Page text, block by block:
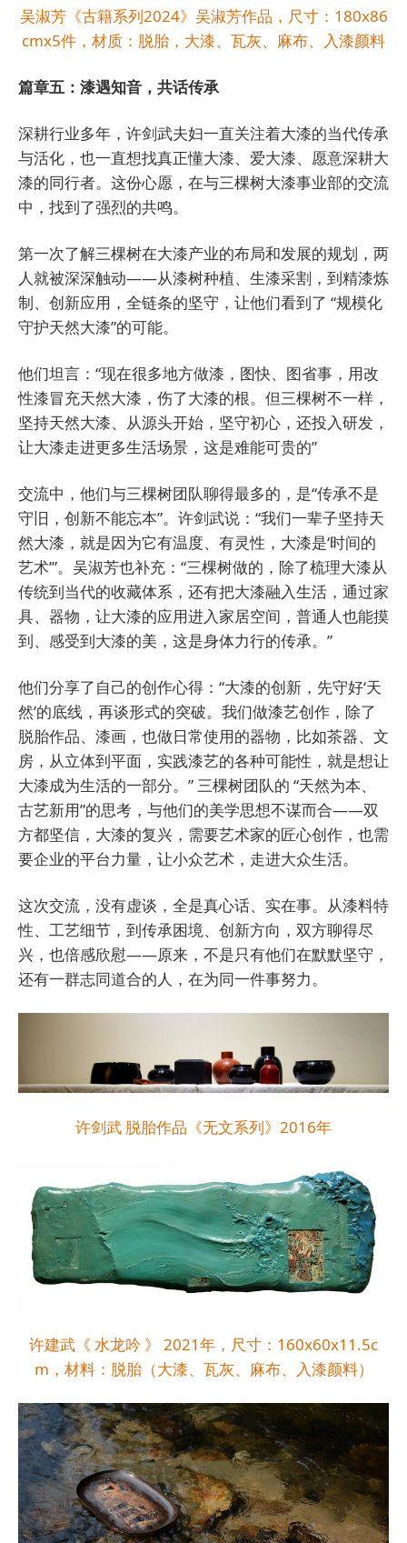
吴淑芳《古籍系列2024》吴淑芳作品，尺寸：180x86
cmx5件，材质：脱胎，大漆、瓦灰、麻布、入漆颜料
篇章五：漆遇知音，共话传承
深耕行业多年，许剑武夫妇一直关注着大漆的当代传承
与活化，也一直想找真正懂大漆、爱大漆、愿意深耕大
漆的同行者。这份心愿，在与三棵树大漆事业部的交流
中，找到了强烈的共鸣。
第一次了解三棵树在大漆产业的布局和发展的规划，两
人就被深深触动——从漆树种植、生漆采割，到精漆炼
制、创新应用，全链条的坚守，让他们看到了 “规模化
守护天然大漆”的可能。
他们坦言：“现在很多地方做漆，图快、图省事，用改
性漆冒充天然大漆，伤了大漆的根。但三棵树不一样，
坚持天然大漆、从源头开始，坚守初心，还投入研发，
让大漆走进更多生活场景，这是难能可贵的”
交流中，他们与三棵树团队聊得最多的，是“传承不是
守旧，创新不能忘本”。许剑武说：“我们一辈子坚持天
然大漆，就是因为它有温度、有灵性，大漆是‘时间的
艺术’”。吴淑芳也补充：“三棵树做的，除了梳理大漆从
传统到当代的收藏体系，还有把大漆融入生活，通过家
具、器物，让大漆的应用进入家居空间，普通人也能摸
到、感受到大漆的美，这是身体力行的传承。”
他们分享了自己的创作心得：“大漆的创新，先守好‘天
然’的底线，再谈形式的突破。我们做漆艺创作，除了
脱胎作品、漆画，也做日常使用的器物，比如茶器、文
房，从立体到平面，实践漆艺的各种可能性，就是想让
大漆成为生活的一部分。” 三棵树团队的 “天然为本、
古艺新用”的思考，与他们的美学思想不谋而合——双
方都坚信，大漆的复兴，需要艺术家的匠心创作，也需
要企业的平台力量，让小众艺术，走进大众生活。
这次交流，没有虚谈，全是真心话、实在事。从漆料特
性、工艺细节，到传承困境、创新方向，双方聊得尽
兴，也倍感欣慰——原来，不是只有他们在默默坚守，
还有一群志同道合的人，在为同一件事努力。
许剑武 脱胎作品《无文系列》2016年
许建武《 水龙吟 》 2021年，尺寸：160x60x11.5c
m，材料：脱胎（大漆、瓦灰、麻布、入漆颜料）